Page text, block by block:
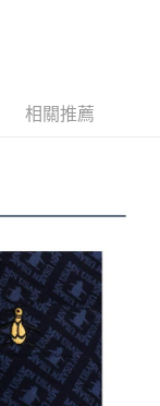
用無須另外申請。
認頁面所載為準。
結算日後寄送繳費提
大直營門市／銀行轉
本公司）所提供，讓
店將買賣／分期付款
帳款。
，商店將以您的個人
蒐集、處理及利用，
「AFTEE先享後付」
。
，可透過四大超商／
成。
要取消訂單，請聯絡
，需透過AFTEE先享
示為準，若有關於
相關推薦